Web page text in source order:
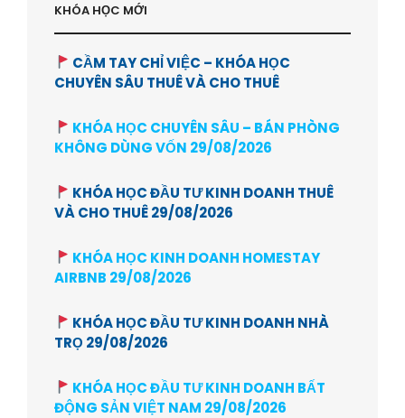
KHÓA HỌC MỚI
CẦM TAY CHỈ VIỆC – KHÓA HỌC
CHUYÊN SÂU THUÊ VÀ CHO THUÊ
KHÓA HỌC CHUYÊN SÂU – BÁN PHÒNG
KHÔNG DÙNG VỐN 29/08/2026
KHÓA HỌC ĐẦU TƯ KINH DOANH THUÊ
VÀ CHO THUÊ 29/08/2026
KHÓA HỌC KINH DOANH HOMESTAY
AIRBNB 29/08/2026
KHÓA HỌC ĐẦU TƯ KINH DOANH NHÀ
TRỌ 29/08/2026
KHÓA HỌC ĐẦU TƯ KINH DOANH BẤT
ĐỘNG SẢN VIỆT NAM 29/08/2026